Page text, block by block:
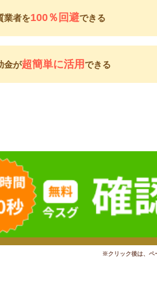
業者を100％回避できる
金が超簡単に活用できる
※クリック後は、ペ